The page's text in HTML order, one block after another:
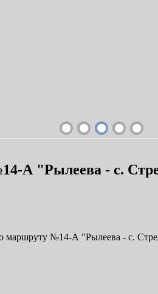
А "Рылеева - с.
маршруту №14-А "Рылеева - с.